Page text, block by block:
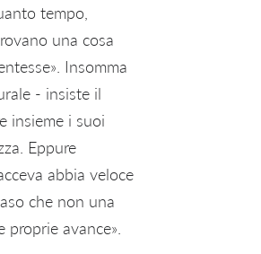
tempo,
una cosa
Insomma
- insiste il
insieme i suoi
Eppure
abbia veloce
che non una
avance».